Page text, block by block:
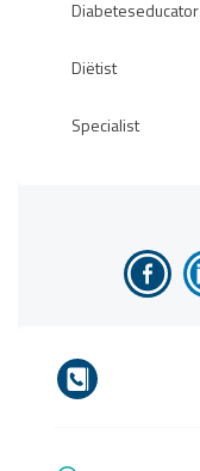
Diabeteseducator
Diëtist
Specialist